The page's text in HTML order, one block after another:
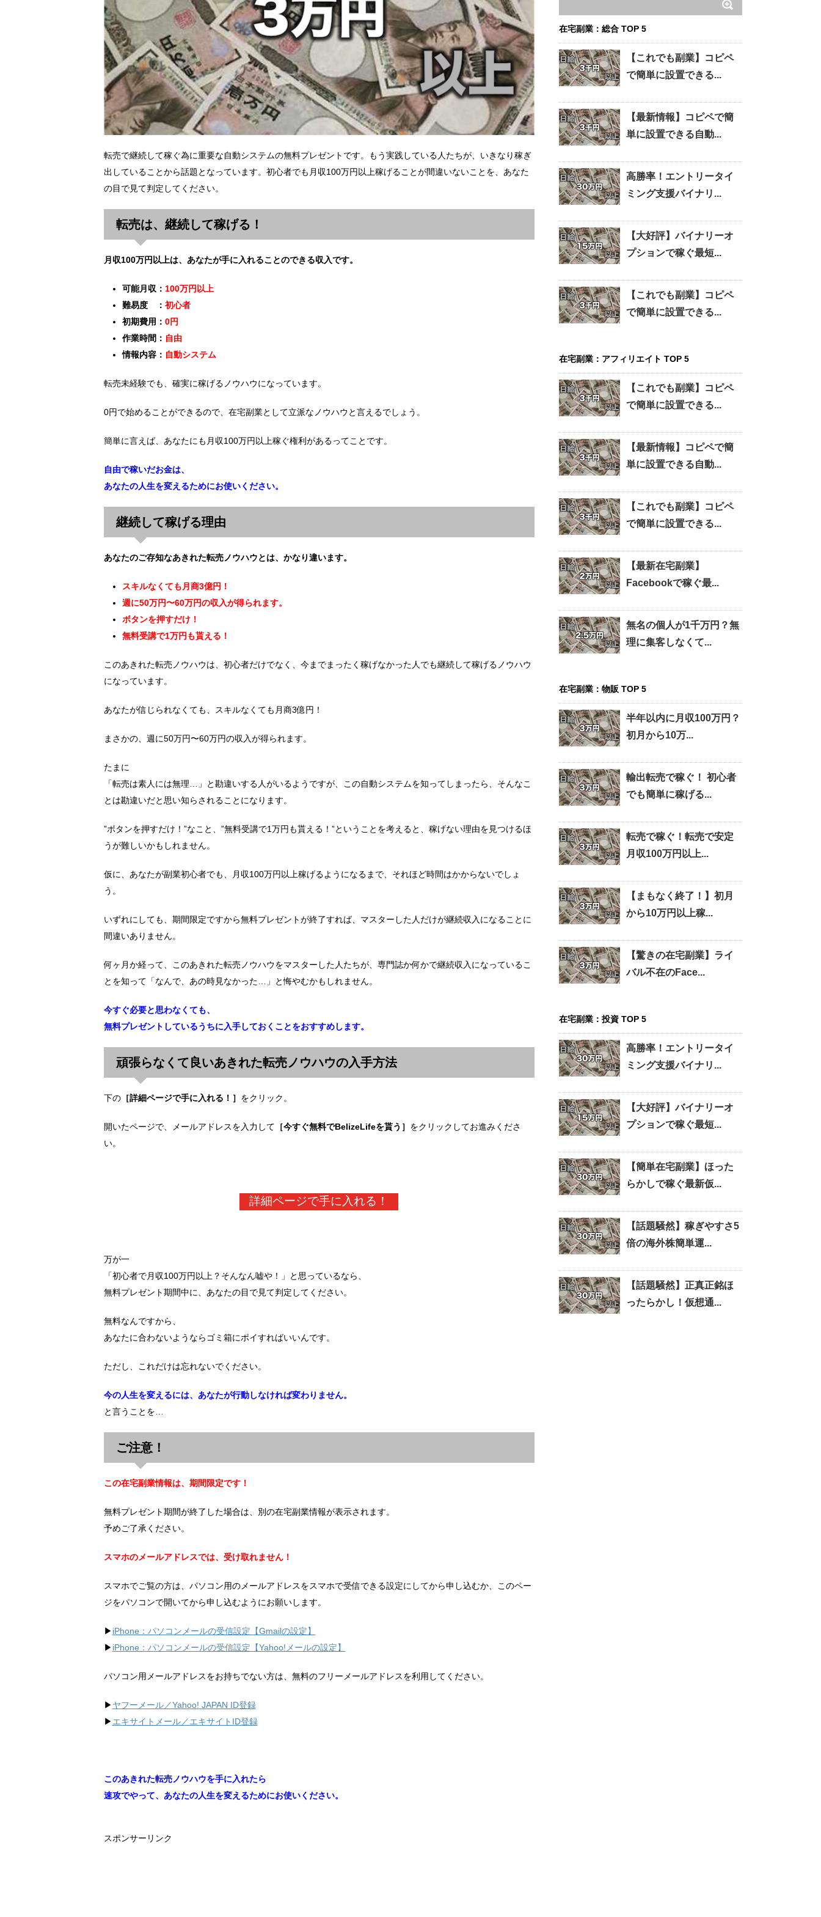
転売で継続して稼ぐ為に重要な自動システムの無料プレゼントです。もう実践している人たちが、いきなり稼ぎ
出していることから話題となっています。初心者でも月収100万円以上稼げることが間違いないことを、あなた
の目で見て判定してください。
転売は、継続して稼げる！
月収100万円以上は、あなたが手に入れることのできる収入です。
可能月収： 100万円以上
難易度 ： 初心者
初期費用： 0円
作業時間： 自由
情報内容： 自動システム
転売未経験でも、確実に稼げるノウハウになっています。
0円で始めることができるので、在宅副業として立派なノウハウと言えるでしょう。
簡単に言えば、あなたにも月収100万円以上稼ぐ権利があるってことです。
自由で稼いだお金は、
あなたの人生を変えるためにお使いください。
継続して稼げる理由
あなたのご存知なあきれた転売ノウハウとは、かなり違います。
スキルなくても月商3億円！
週に50万円〜60万円の収入が得られます。
ボタンを押すだけ！
無料受講で1万円も貰える！
このあきれた転売ノウハウは、初心者だけでなく、今までまったく稼げなかった人でも継続して稼げるノウハウ
になっています。
あなたが信じられなくても、スキルなくても月商3億円！
まさかの、週に50万円〜60万円の収入が得られます。
たまに
「転売は素人には無理…」と勘違いする人がいるようですが、この自動システムを知ってしまったら、そんなこ
とは勘違いだと思い知らされることになります。
”ボタンを押すだけ！”なこと、”無料受講で1万円も貰える！”ということを考えると、稼げない理由を見つけるほ
うが難しいかもしれません。
仮に、あなたが副業初心者でも、月収100万円以上稼げるようになるまで、それほど時間はかからないでしょ
う。
いずれにしても、期間限定ですから無料プレゼントが終了すれば、マスターした人だけが継続収入になることに
間違いありません。
何ヶ月か経って、このあきれた転売ノウハウをマスターした人たちが、専門誌か何かで継続収入になっているこ
とを知って「なんで、あの時見なかった…」と悔やむかもしれません。
今すぐ必要と思わなくても、
無料プレゼントしているうちに入手しておくことをおすすめします。
頑張らなくて良いあきれた転売ノウハウの入手方法
下の［詳細ページで手に入れる！］ をクリック。
開いたページで、メールアドレスを入力して ［今すぐ無料でBelizeLifeを貰う］ をクリックしてお進みくださ
い。
詳細ページで手に入れる！
万が一
「初心者で月収100万円以上？そんなん嘘や！」と思っているなら、
無料プレゼント期間中に、あなたの目で見て判定してください。
無料なんですから、
あなたに合わないようならゴミ箱にポイすればいいんです。
ただし、これだけは忘れないでください。
今の人生を変えるには、あなたが行動しなければ変わりません。
と言うことを…
ご注意！
この在宅副業情報は、期間限定です！
無料プレゼント期間が終了した場合は、別の在宅副業情報が表示されます。
予めご了承ください。
スマホのメールアドレスでは、受け取れません！
スマホでご覧の方は、パソコン用のメールアドレスをスマホで受信できる設定にしてから申し込むか、このペー
ジをパソコンで開いてから申し込むようにお願いします。
▶︎ iPhone：パソコンメールの受信設定【Gmailの設定】
▶︎ iPhone：パソコンメールの受信設定【Yahoo!メールの設定】
パソコン用メールアドレスをお持ちでない方は、無料のフリーメールアドレスを利用してください。
▶︎ ヤフーメール／Yahoo! JAPAN ID登録
▶︎ エキサイトメール／エキサイトID登録
このあきれた転売ノウハウを手に入れたら
速攻でやって、あなたの人生を変えるためにお使いください。
スポンサーリンク
在宅副業：総合 TOP 5
【これでも副業】コピペ
で簡単に設置できる...
【最新情報】コピペで簡
単に設置できる自動...
高勝率！エントリータイ
ミング支援バイナリ...
【大好評】バイナリーオ
プションで稼ぐ最短...
【これでも副業】コピペ
で簡単に設置できる...
在宅副業：アフィリエイト TOP 5
【これでも副業】コピペ
で簡単に設置できる...
【最新情報】コピペで簡
単に設置できる自動...
【これでも副業】コピペ
で簡単に設置できる...
【最新在宅副業】
Facebookで稼ぐ最...
無名の個人が1千万円？無
理に集客しなくて...
在宅副業：物販 TOP 5
半年以内に月収100万円？
初月から10万...
輸出転売で稼ぐ！ 初心者
でも簡単に稼げる...
転売で稼ぐ！転売で安定
月収100万円以上...
【まもなく終了！】初月
から10万円以上稼...
【驚きの在宅副業】ライ
バル不在のFace...
在宅副業：投資 TOP 5
高勝率！エントリータイ
ミング支援バイナリ...
【大好評】バイナリーオ
プションで稼ぐ最短...
【簡単在宅副業】ほった
らかしで稼ぐ最新仮...
【話題騒然】稼ぎやすさ5
倍の海外株簡単運...
【話題騒然】正真正銘ほ
ったらかし！仮想通...